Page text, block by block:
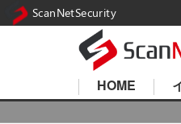
HOME
ScanNetSecurity